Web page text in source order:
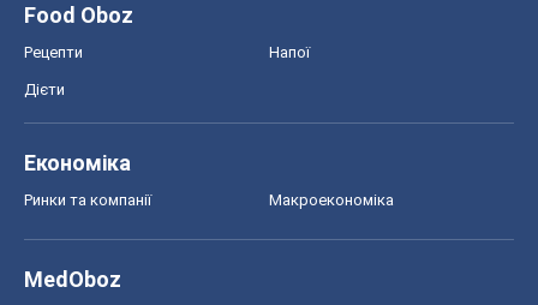
Food Oboz
Рецепти Напої
Дієти
Економіка
Ринки та компанії Макроекономіка
MedOboz